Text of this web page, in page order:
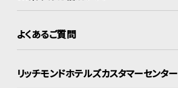
よくあるご質問
リッチモンドホテルズカスタマーセンター